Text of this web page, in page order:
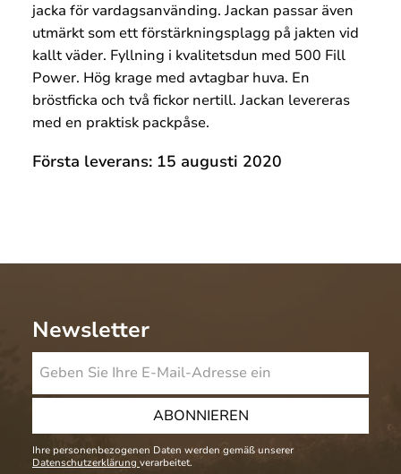
jacka för vardagsanvänding. Jackan passar även
utmärkt som ett förstärkningsplagg på jakten vid
kallt väder. Fyllning i kvalitetsdun med 500 Fill
Power. Hög krage med avtagbar huva. En
bröstficka och två fickor nertill. Jackan levereras
med en praktisk packpåse.
Första leverans: 15 augusti 2020
Newsletter
ABONNIEREN
Ihre personenbezogenen Daten werden gemäß unserer
Datenschutzerklärung verarbeitet.